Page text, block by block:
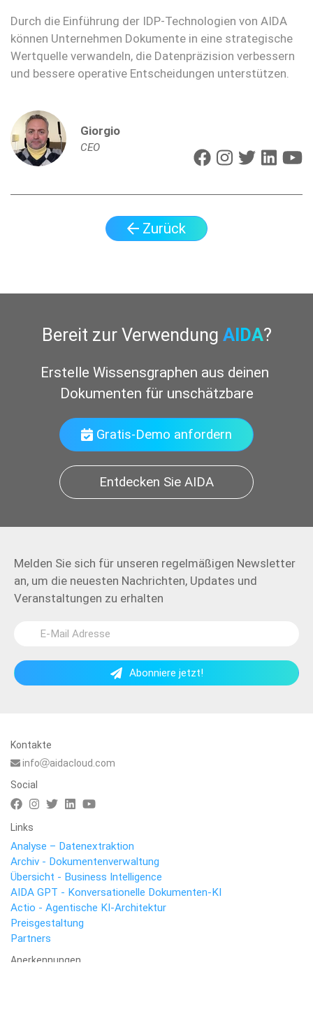
Durch die Einführung der IDP-Technologien von AIDA
können Unternehmen Dokumente in eine strategische
Wertquelle verwandeln, die Datenpräzision verbessern
und bessere operative Entscheidungen unterstützen.
Giorgio
CEO
Zurück
Bereit zur Verwendung AIDA?
Erstelle Wissensgraphen aus deinen
Dokumenten für unschätzbare Einblicke
Gratis-Demo anfordern
Entdecken Sie AIDA
Melden Sie sich für unseren regelmäßigen Newsletter
an, um die neuesten Nachrichten, Updates und
Veranstaltungen zu erhalten
Abonniere jetzt!
Kontakte
info
aidacloud.com
Social
Links
Analyse – Datenextraktion
Archiv - Dokumentenverwaltung
Übersicht - Business Intelligence
AIDA GPT - Konversationelle Dokumenten-KI
Actio - Agentische KI-Architektur
Preisgestaltung
Partners
Anerkennungen